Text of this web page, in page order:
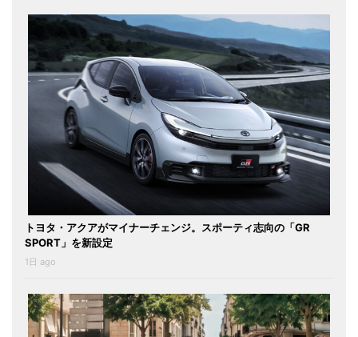
トヨタ・アクアがマイナーチェンジ。スポーティ志向の「GR
SPORT」を新設定
1日 ago